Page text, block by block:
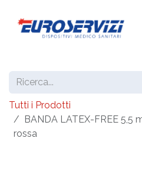
Tutti i Prodotti
BANDA LATEX-FREE 5,5
rossa